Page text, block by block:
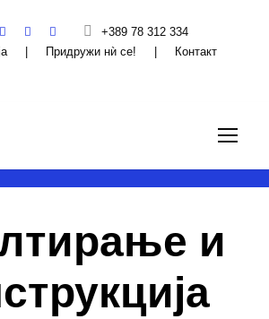
+389 78 312 334
Придружи нѝ се! Контакт
и